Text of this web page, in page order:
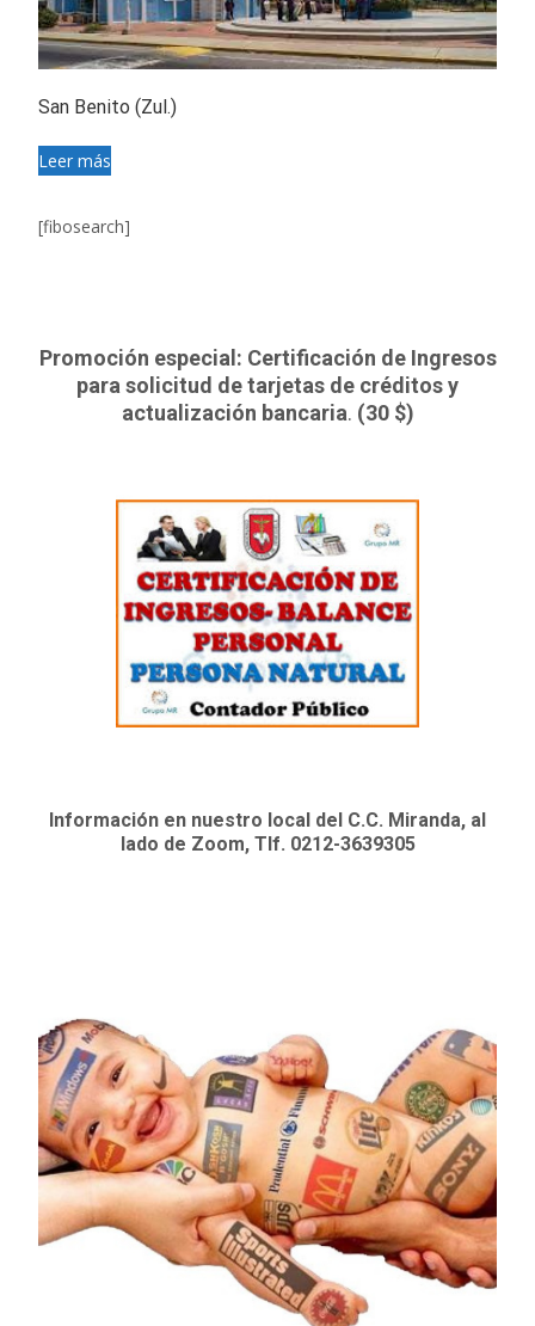
San Benito (Zul.)
Leer más
[fibosearch]
Promoción especial: Certificación de Ingresos
para solicitud de tarjetas de créditos y
actualización bancaria. (30 $)
Información en nuestro local del C.C. Miranda, al
lado de Zoom, Tlf. 0212-3639305